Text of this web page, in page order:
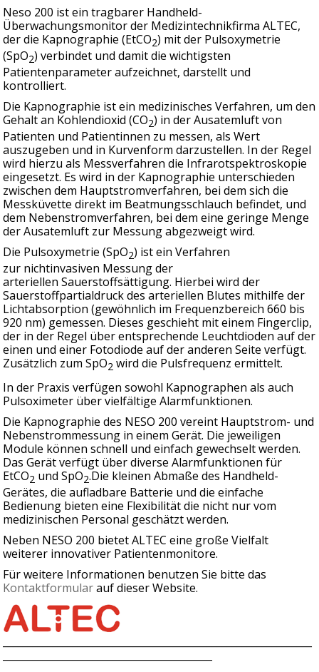
Neso 200 ist ein tragbarer Handheld-
Überwachungsmonitor der Medizintechnikfirma ALTEC,
der die Kapnographie (EtCO2) mit der Pulsoxymetrie
(SpO2) verbindet und damit die wichtigsten
Patientenparameter aufzeichnet, darstellt und
kontrolliert.
Die Kapnographie ist ein medizinisches Verfahren, um den
Gehalt an Kohlendioxid (CO2) in der Ausatemluft von
Patienten und Patientinnen zu messen, als Wert
auszugeben und in Kurvenform darzustellen. In der Regel
wird hierzu als Messverfahren die Infrarotspektroskopie
eingesetzt. Es wird in der Kapnographie unterschieden
zwischen dem Hauptstromverfahren, bei dem sich die
Messküvette direkt im Beatmungsschlauch befindet, und
dem Nebenstromverfahren, bei dem eine geringe Menge
der Ausatemluft zur Messung abgezweigt wird.
Die Pulsoxymetrie (SpO2) ist ein Verfahren
zur nichtinvasiven Messung der
arteriellen Sauerstoffsättigung. Hierbei wird der
Sauerstoffpartialdruck des arteriellen Blutes mithilfe der
Lichtabsorption (gewöhnlich im Frequenzbereich 660 bis
920 nm) gemessen. Dieses geschieht mit einem Fingerclip,
der in der Regel über entsprechende Leuchtdioden auf der
einen und einer Fotodiode auf der anderen Seite verfügt.
Zusätzlich zum SpO2 wird die Pulsfrequenz ermittelt.
In der Praxis verfügen sowohl Kapnographen als auch
Pulsoximeter über vielfältige Alarmfunktionen.
Die Kapnographie des NESO 200 vereint Hauptstrom- und
Nebenstrommessung in einem Gerät. Die jeweiligen
Module können schnell und einfach gewechselt werden.
Das Gerät verfügt über diverse Alarmfunktionen für
EtCO2 und SpO2.Die kleinen Abmaße des Handheld-
Gerätes, die aufladbare Batterie und die einfache
Bedienung bieten eine Flexibilität die nicht nur vom
medizinischen Personal geschätzt werden.
Neben NESO 200 bietet ALTEC eine große Vielfalt
weiterer innovativer Patientenmonitore.
Für weitere Informationen benutzen Sie bitte das
Kontaktformularauf dieser Website.